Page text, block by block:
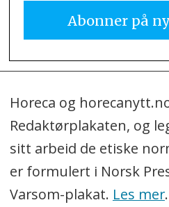
Horeca og
Redaktørplakaten, og
sitt arbeid de etiske
er formulert i Norsk
Varsom-plakat. Les mer.